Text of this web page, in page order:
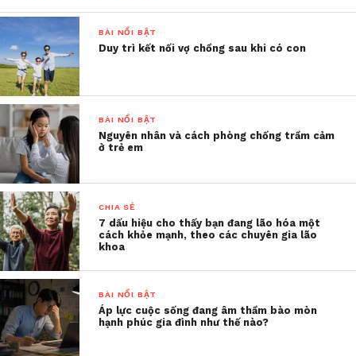
chồng vô tâm nên quyết định nói
thẳng với người chồng: “Em thực sự
rất thất vọng về anh”
2: Coi đây là chuyện thường xảy ra
trong nhiều gia đinh, không muốn
mối quan hệ vợ chồng quá căng thẳng,
để người ngoài nhìn vào thì không
hay rồi sẽ ảnh hưởng đến cả con cái
nữa nên chỉ bất lực chịu đựng, cư xử
như không có gì xảy ra.
Bạn hình dung tiếp về những hậu quả tiếp sau đó
của cả 2 cách này nhé. Liệu cách 1 hay cách 2 có
giải quyết được vấn đề một cách tận gốc không?
Nếu có một cách khác giúp bạn vẫn có thể nói ra
vấn đề mình không hài lòng ở đối phương mà
BÀI NỔI BẬT
Duy trì kết nối vợ chồng sau khi có con
BÀI NỔI BẬT
Nguyên nhân và cách phòng chống trầm cảm
ở trẻ em
CHIA SẺ
7 dấu hiệu cho thấy bạn đang lão hóa một
cách khỏe mạnh, theo các chuyên gia lão
khoa
BÀI NỔI BẬT
Áp lực cuộc sống đang âm thầm bào mòn
hạnh phúc gia đình như thế nào?